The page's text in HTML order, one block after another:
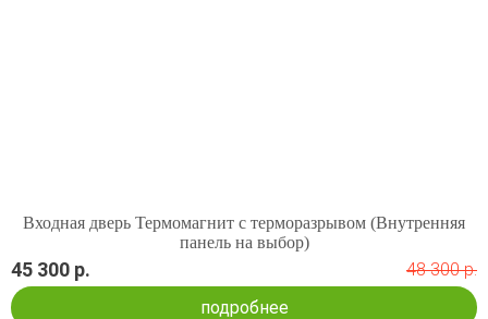
Входная дверь Термомагнит с терморазрывом (Внутренняя
панель на выбор)
45 300 р.
48 300 р.
подробнее